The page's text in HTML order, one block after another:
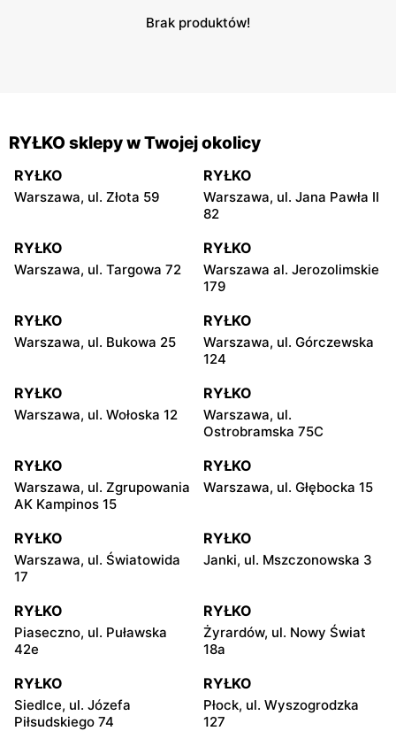
Brak produktów!
RYŁKO sklepy w Twojej okolicy
RYŁKO
Warszawa, ul. Złota 59
RYŁKO
Warszawa, ul. Jana Pawła II
82
RYŁKO
Warszawa, ul. Targowa 72
RYŁKO
Warszawa al. Jerozolimskie
179
RYŁKO
Warszawa, ul. Bukowa 25
RYŁKO
Warszawa, ul. Górczewska
124
RYŁKO
Warszawa, ul. Wołoska 12
RYŁKO
Warszawa, ul.
Ostrobramska 75C
RYŁKO
Warszawa, ul. Zgrupowania
AK Kampinos 15
RYŁKO
Warszawa, ul. Głębocka 15
RYŁKO
Warszawa, ul. Światowida
17
RYŁKO
Janki, ul. Mszczonowska 3
RYŁKO
Piaseczno, ul. Puławska
42e
RYŁKO
Żyrardów, ul. Nowy Świat
18a
RYŁKO
Siedlce, ul. Józefa
Piłsudskiego 74
RYŁKO
Płock, ul. Wyszogrodzka
127